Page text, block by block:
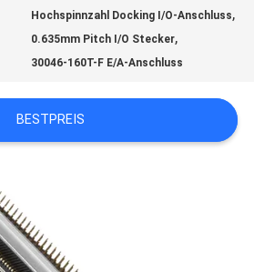
Hochspinnzahl Docking I/O-Anschluss,
0.635mm Pitch I/O Stecker,
30046-160T-F E/A-Anschluss
BESTPREIS